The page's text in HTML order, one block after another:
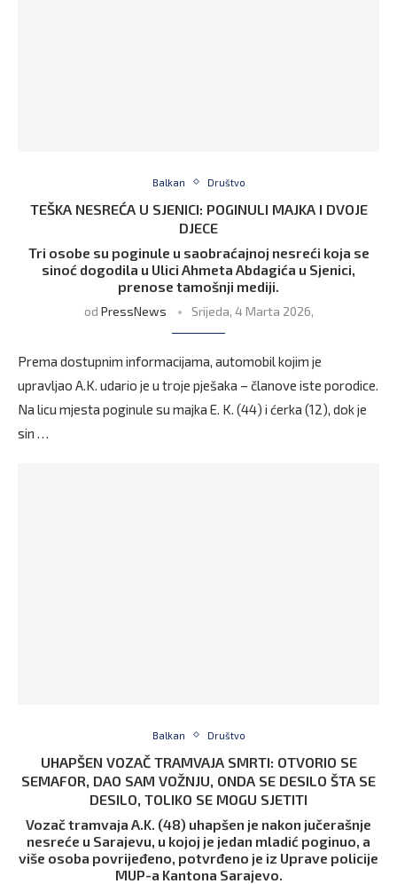
Balkan Društvo
TEŠKA NESREĆA U SJENICI: POGINULI MAJKA I DVOJE
DJECE
Tri osobe su poginule u saobraćajnoj nesreći koja se
sinoć dogodila u Ulici Ahmeta Abdagića u Sjenici,
prenose tamošnji mediji.
od PressNews Srijeda, 4 Marta 2026,
Prema dostupnim informacijama, automobil kojim je
upravljao A.K. udario je u troje pješaka – članove iste porodice.
Na licu mjesta poginule su majka E. K. (44) i ćerka (12), dok je
sin …
Balkan Društvo
UHAPŠEN VOZAČ TRAMVAJA SMRTI: OTVORIO SE
SEMAFOR, DAO SAM VOŽNJU, ONDA SE DESILO ŠTA SE
DESILO, TOLIKO SE MOGU SJETITI
Vozač tramvaja A.K. (48) uhapšen je nakon jučerašnje
nesreće u Sarajevu, u kojoj je jedan mladić poginuo, a
više osoba povrijeđeno, potvrđeno je iz Uprave policije
MUP-a Kantona Sarajevo.